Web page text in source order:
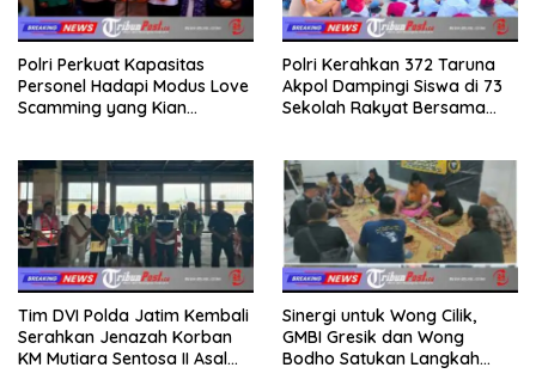
Polri Perkuat Kapasitas
Personel Hadapi Modus Love
Scamming yang Kian
Polri Kerahkan 372 Taruna
Akpol Dampingi Siswa di 73
Sekolah Rakyat Bersama
Tim DVI Polda Jatim Kembali
Serahkan Jenazah Korban
KM Mutiara Sentosa II Asal
Sinergi untuk Wong Cilik,
GMBI Gresik dan Wong
Bodho Satukan Langkah